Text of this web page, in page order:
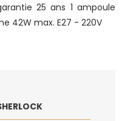
25 ans 1 ampoule
42W max. E27 - 220V